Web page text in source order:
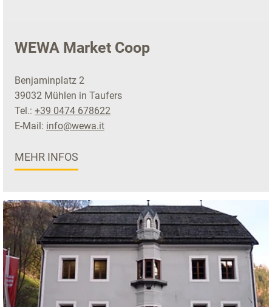
WEWA Market Coop
Benjaminplatz 2
39032 Mühlen in Taufers
Tel.: +39 0474 678622
E-Mail: info@wewa.it
MEHR INFOS